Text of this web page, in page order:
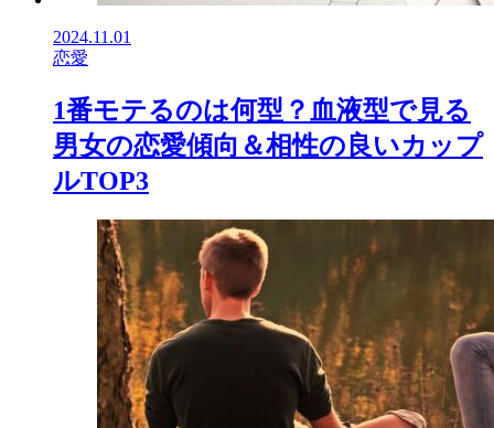
2024.11.01
恋愛
1番モテるのは何型？血液型で見る
男女の恋愛傾向＆相性の良いカップ
ルTOP3